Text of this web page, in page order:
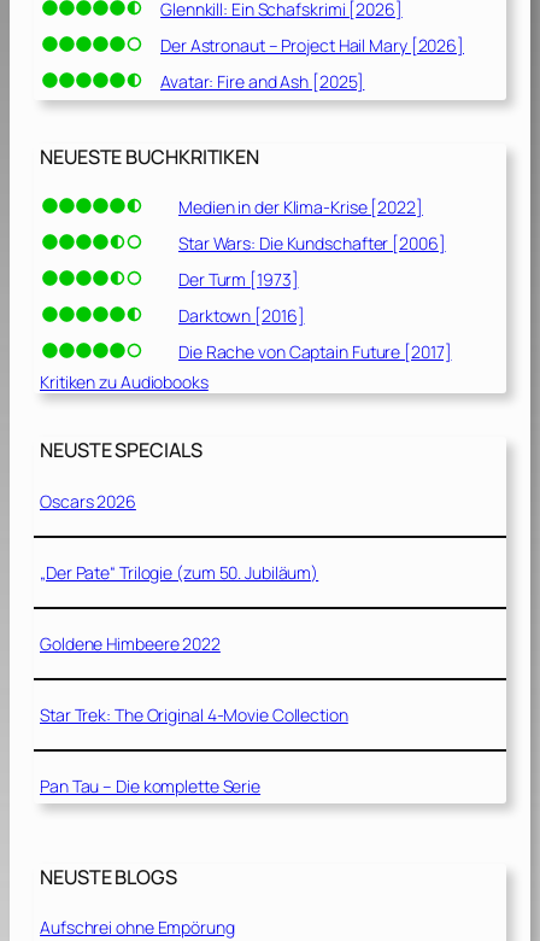
Glennkill: Ein Schafskrimi [2026]
Der Astronaut – Project Hail Mary [2026]
Avatar: Fire and Ash [2025]
NEUESTE BUCHKRITIKEN
Medien in der Klima-Krise [2022]
Star Wars: Die Kundschafter [2006]
Der Turm [1973]
Darktown [2016]
Die Rache von Captain Future [2017]
Kritiken zu Audiobooks
NEUSTE SPECIALS
Oscars 2026
„Der Pate“ Trilogie (zum 50. Jubiläum)
Goldene Himbeere 2022
Star Trek: The Original 4-Movie Collection
Pan Tau – Die komplette Serie
NEUSTE BLOGS
Aufschrei ohne Empörung